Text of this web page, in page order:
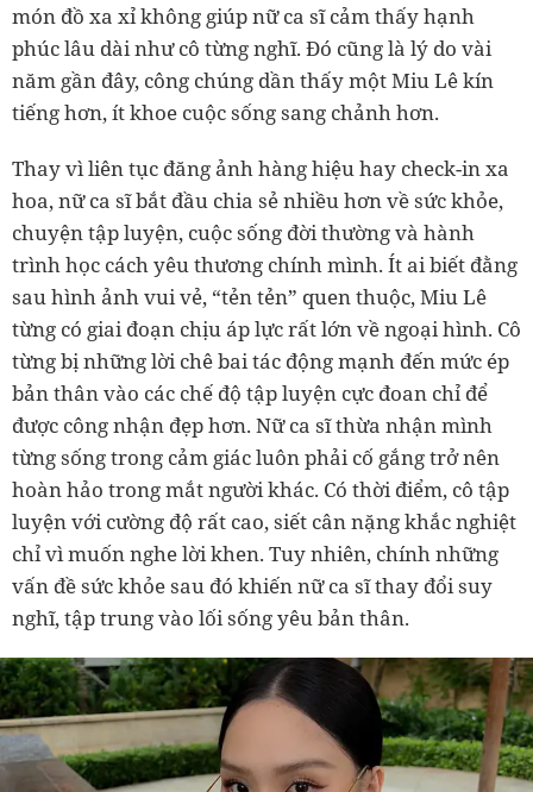
món đồ xa xỉ không giúp nữ ca sĩ cảm thấy hạnh
phúc lâu dài như cô từng nghĩ. Đó cũng là lý do vài
năm gần đây, công chúng dần thấy một Miu Lê kín
tiếng hơn, ít khoe cuộc sống sang chảnh hơn.
Thay vì liên tục đăng ảnh hàng hiệu hay check-in xa
hoa, nữ ca sĩ bắt đầu chia sẻ nhiều hơn về sức khỏe,
chuyện tập luyện, cuộc sống đời thường và hành
trình học cách yêu thương chính mình. Ít ai biết đằng
sau hình ảnh vui vẻ, “tẻn tẻn” quen thuộc, Miu Lê
từng có giai đoạn chịu áp lực rất lớn về ngoại hình. Cô
từng bị những lời chê bai tác động mạnh đến mức ép
bản thân vào các chế độ tập luyện cực đoan chỉ để
được công nhận đẹp hơn. Nữ ca sĩ thừa nhận mình
từng sống trong cảm giác luôn phải cố gắng trở nên
hoàn hảo trong mắt người khác. Có thời điểm, cô tập
luyện với cường độ rất cao, siết cân nặng khắc nghiệt
chỉ vì muốn nghe lời khen. Tuy nhiên, chính những
vấn đề sức khỏe sau đó khiến nữ ca sĩ thay đổi suy
nghĩ, tập trung vào lối sống yêu bản thân.